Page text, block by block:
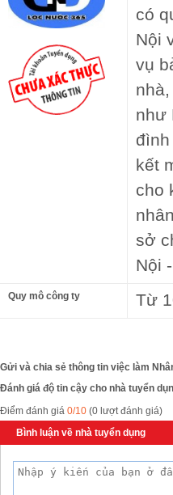
có
Nội
vụ
như
kết
cho
sở
Nội
Quy mô công ty Từ
Gửi và chia sẻ thông tin việc làm
Đánh giá độ tin cậy cho nhà tuyển
Điểm đánh giá 0/10 (0 lượt đánh giá)
Bình luận về nhà tuyển dụng